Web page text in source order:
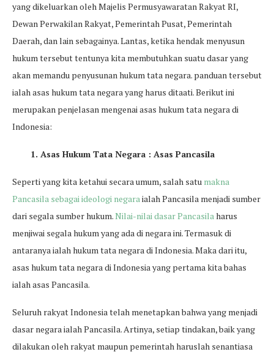
yang dikeluarkan oleh Majelis Permusyawaratan Rakyat RI,
Dewan Perwakilan Rakyat, Pemerintah Pusat, Pemerintah
Daerah, dan lain sebagainya. Lantas, ketika hendak menyusun
hukum tersebut tentunya kita membutuhkan suatu dasar yang
akan memandu penyusunan hukum tata negara. panduan tersebut
ialah asas hukum tata negara yang harus ditaati. Berikut ini
merupakan penjelasan mengenai asas hukum tata negara di
Indonesia:
1. Asas Hukum Tata Negara : Asas Pancasila
Seperti yang kita ketahui secara umum, salah satu makna
Pancasila sebagai ideologi negaraialah Pancasila menjadi sumber
dari segala sumber hukum.Nilai-nilai dasar Pancasilaharus
menjiwai segala hukum yang ada di negara ini. Termasuk di
antaranya ialah hukum tata negara di Indonesia. Maka dari itu,
asas hukum tata negara di Indonesia yang pertama kita bahas
ialah asas Pancasila.
Seluruh rakyat Indonesia telah menetapkan bahwa yang menjadi
dasar negara ialah Pancasila. Artinya, setiap tindakan, baik yang
dilakukan oleh rakyat maupun pemerintah haruslah senantiasa